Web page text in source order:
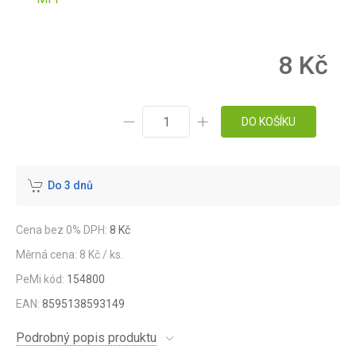
8 Kč
DO KOŠÍKU
Do 3 dnů
Cena bez 0% DPH: 8 Kč
Měrná cena: 8 Kč / ks.
PeMi kód: 154800
EAN: 8595138593149
Podrobný popis produktu